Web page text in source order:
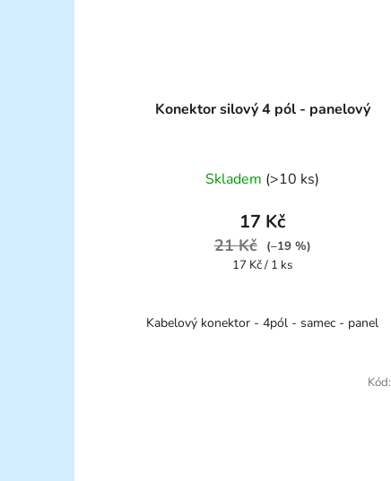
Konektor silový 4 pól - panelový
Skladem (>10 ks)
17 Kč
21 Kč
(–19 %)
Měrná
17 Kč / 1 ks
Kabelový konektor - 4pól - samec - panel
Kód: